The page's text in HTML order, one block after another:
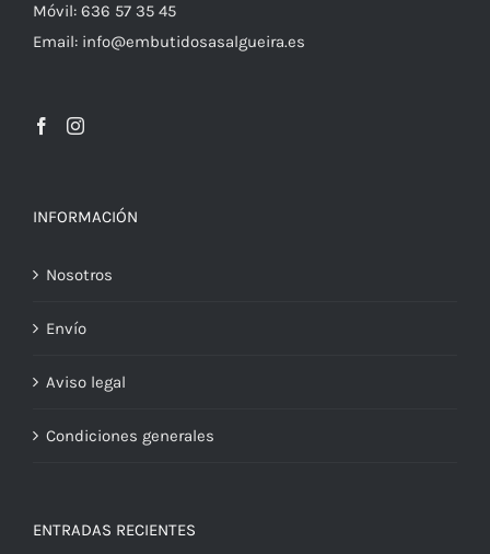
Móvil: 636 57 35 45
Email: info@embutidosasalgueira.es
INFORMACIÓN
Nosotros
Envío
Aviso legal
Condiciones generales
ENTRADAS RECIENTES